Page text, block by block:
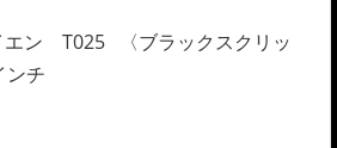
ン T025 〈ブラックスクリッ
ンチ